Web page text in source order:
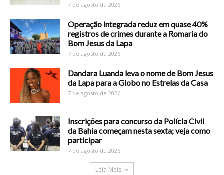
7 de agosto de 2026
Operação integrada reduz em quase 40%
registros de crimes durante a Romaria do
Bom Jesus da Lapa
7 de agosto de 2026
Dandara Luanda leva o nome de Bom Jesus
da Lapa para a Globo no Estrelas da Casa
7 de agosto de 2026
Inscrições para concurso da Polícia Civil
da Bahia começam nesta sexta; veja como
participar
7 de agosto de 2026
Leia Mais